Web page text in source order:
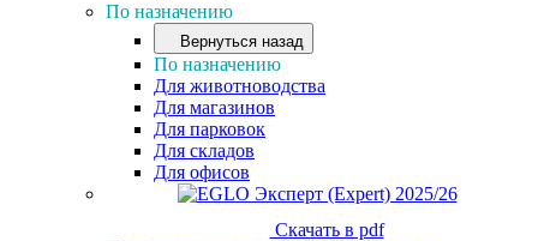
По назначению
Вернуться назад
По назначению
Для животноводства
Для магазинов
Для парковок
Для складов
Для офисов
Скачать в pdf